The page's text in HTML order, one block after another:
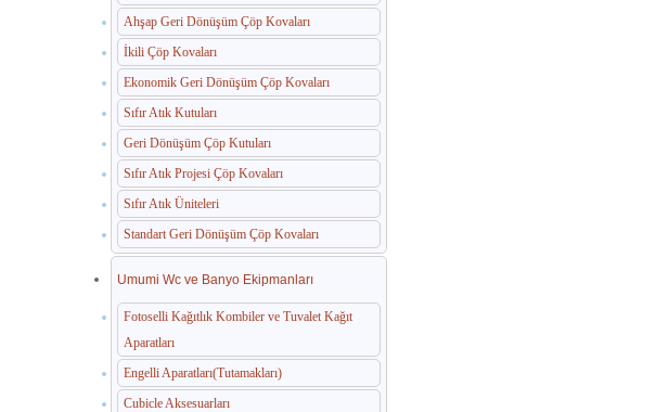
Ahşap Geri Dönüşüm Çöp Kovaları
İkili Çöp Kovaları
Ekonomik Geri Dönüşüm Çöp Kovaları
Sıfır Atık Kutuları
Geri Dönüşüm Çöp Kutuları
Sıfır Atık Projesi Çöp Kovaları
Sıfır Atık Üniteleri
Standart Geri Dönüşüm Çöp Kovaları
Umumi Wc ve Banyo Ekipmanları
Fotoselli Kağıtlık Kombiler ve Tuvalet Kağıt
Aparatları
Engelli Aparatları(Tutamakları)
Cubicle Aksesuarları